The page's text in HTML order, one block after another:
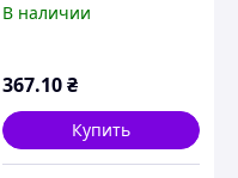
В наличии
367.10₴
Купить